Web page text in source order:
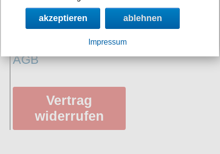
Impressum/Kontakt
Versandkosten
AGB
Vertrag
widerrufen
akzeptieren ablehnen
Impressum